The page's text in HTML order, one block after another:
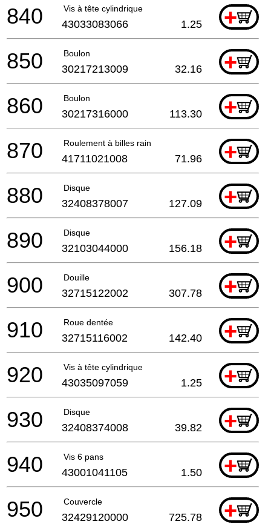
Vis à tête cylindrique +
840 43033083066 1.25
Boulon +
850 30217213009 32.16
Boulon +
860 30217316000 113.30
Roulement à billes rain +
870 41711021008 71.96
Disque +
880 32408378007 127.09
Disque +
890 32103044000 156.18
Douille +
900 32715122002 307.78
Roue dentée +
910 32715116002 142.40
Vis à tête cylindrique +
920 43035097059 1.25
Disque +
930 32408374008 39.82
Vis 6 pans +
940 43001041105 1.50
Couvercle +
950 32429120000 725.78